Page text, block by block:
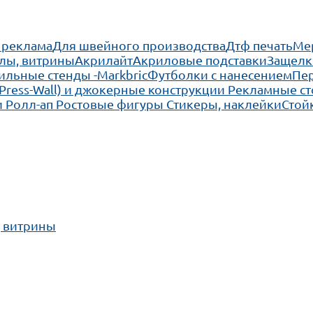
Для швейного производстваДтф печать
витриныАкрилайтАкриловые подставки
стенды -MarkbricФутболки с нанесением
Wall) и джокерные конструкции Рекламные
Ролл-ап Ростовые фигуры Стикеры, наклейки
витрины